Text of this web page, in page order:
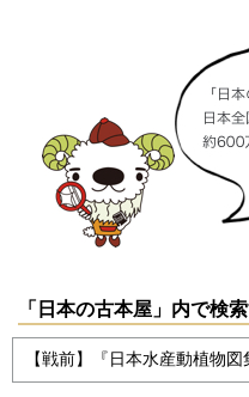
「日本の古本屋」内で検